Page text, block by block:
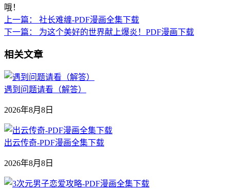
哦！
上一篇：
社长难缠-PDF漫画全集下载
下一篇：
为这个美好的世界献上爆炎！PDF漫画下载
相关文章
遇到问题请看（解答）
2026年8月8日
出云传奇-PDF漫画全集下载
2026年8月8日